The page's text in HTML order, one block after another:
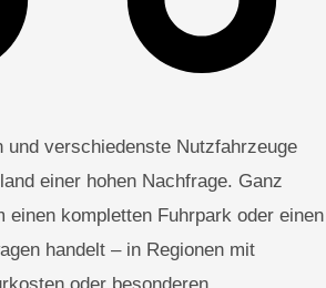
und verschiedenste Nutzfahrzeuge
einer hohen Nachfrage. Ganz
einen kompletten Fuhrpark oder einen
handelt – in Regionen mit